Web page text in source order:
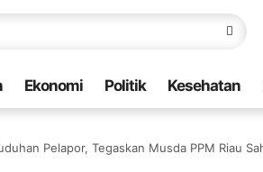
Ekonomi Politik Kesehatan
Pelapor, Tegaskan Musda PPM Riau